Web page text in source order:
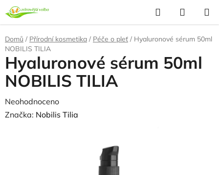
Přejít
na
obsah
Hledat
KOŠÍK
Domů / Přírodní kosmetika / Péče o pleť / Hyaluronové sérum 50ml
NOBILIS TILIA
Hyaluronové sérum 50ml
NOBILIS TILIA
Průměrné
hodnocení
Neohodnoceno
Značka: Nobilis Tilia